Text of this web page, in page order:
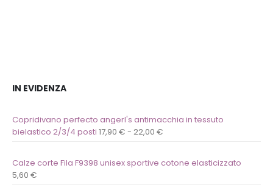
IN EVIDENZA
Copridivano perfecto angerl's antimacchia in tessuto
bielastico 2/3/4 posti 17,90 € - 22,00 €
Calze corte Fila F9398 unisex sportive cotone elasticizzato
5,60 €